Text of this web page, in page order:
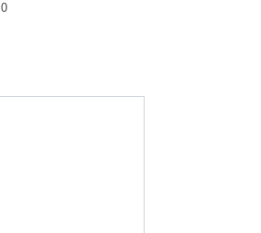
0